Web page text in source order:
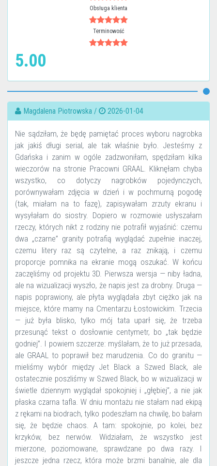
Obsługa klienta
Terminowość
5.00
Magdalena Piotrowska / 2026-01-04
Nie sądziłam, że będę pamiętać proces wyboru nagrobka
jak jakiś długi serial, ale tak właśnie było. Jesteśmy z
Gdańska i zanim w ogóle zadzwoniłam, spędziłam kilka
wieczorów na stronie Pracowni GRAAL. Kliknęłam chyba
wszystko, co dotyczy nagrobków pojedynczych,
porównywałam zdjęcia w dzień i w pochmurną pogodę
(tak, miałam na to fazę), zapisywałam zrzuty ekranu i
wysyłałam do siostry. Dopiero w rozmowie usłyszałam
rzeczy, których nikt z rodziny nie potrafił wyjaśnić: czemu
dwa „czarne” granity potrafią wyglądać zupełnie inaczej,
czemu litery raz są czytelne, a raz znikają, i czemu
proporcje pomnika na ekranie mogą oszukać. W końcu
zaczęliśmy od projektu 3D. Pierwsza wersja — niby ładna,
ale na wizualizacji wyszło, że napis jest za drobny. Druga —
napis poprawiony, ale płyta wyglądała zbyt ciężko jak na
miejsce, które mamy na Cmentarzu Łostowickim. Trzecia
— już była blisko, tylko mój tata uparł się, że trzeba
przesunąć tekst o dosłownie centymetr, bo „tak będzie
godniej”. I powiem szczerze: myślałam, że to już przesada,
ale GRAAL to poprawił bez marudzenia. Co do granitu —
mieliśmy wybór między Jet Black a Szwed Black, ale
ostatecznie poszliśmy w Szwed Black, bo w wizualizacji w
świetle dziennym wyglądał spokojniej i „głębiej”, a nie jak
płaska czarna tafla. W dniu montażu nie stałam nad ekipą
z rękami na biodrach, tylko podeszłam na chwilę, bo bałam
się, że będzie chaos. A tam: spokojnie, po kolei, bez
krzyków, bez nerwów. Widziałam, że wszystko jest
mierzone, poziomowane, sprawdzane po dwa razy. I
jeszcze jedna rzecz, która może brzmi banalnie, ale dla